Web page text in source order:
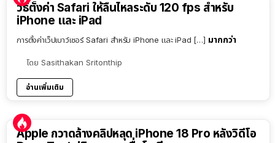
วิธีตั้งค่า Safari ให้ลื่นไหลระดับ 120 fps สำหรับ
iPhone และ iPad
การตั้งค่าเว็ปเบาว์เซอร์ Safari สำหรับ iPhone และ iPad […] มากกว่า
โดย Sasithakan Sritonthip
อ่านเพิ่มเติม
Apple กวาดล้างคลิปหลุด iPhone 18 Pro หลังวิดีโอ